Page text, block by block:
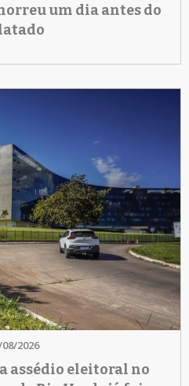
um dia antes do
08/2026
assédio eleitoral no